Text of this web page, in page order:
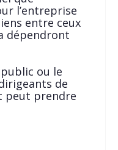
l’entreprise
entre ceux
dépendront
ou le
de
peut prendre